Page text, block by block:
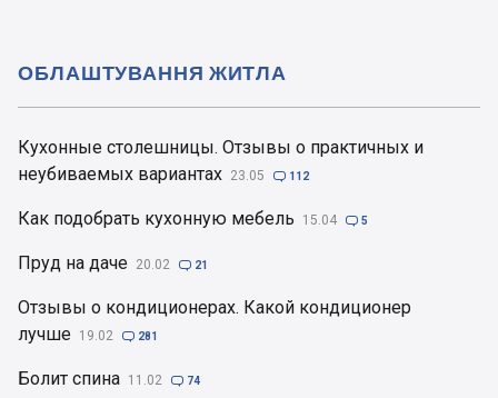
Кухонные столешницы. Отзывы о практичных и
неубиваемых вариантах 23.05  112
Как подобрать кухонную мебель 15.04  5
Пруд на даче 20.02  21
Отзывы о кондиционерах. Какой кондиционер
лучше 19.02  281
Болит спина 11.02  74
ОБЛАШТУВАННЯ ЖИТЛА